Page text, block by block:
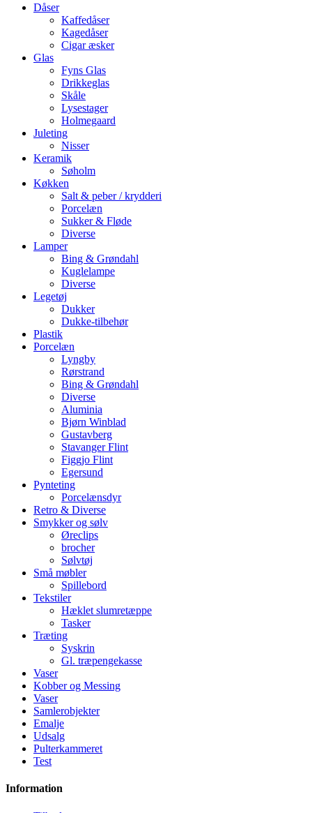
Dåser
Kaffedåser
Kagedåser
Cigar æsker
Glas
Fyns Glas
Drikkeglas
Skåle
Lysestager
Holmegaard
Juleting
Nisser
Keramik
Søholm
Køkken
Salt & peber / krydderi
Porcelæn
Sukker & Fløde
Diverse
Lamper
Bing & Grøndahl
Kuglelampe
Diverse
Legetøj
Dukker
Dukke-tilbehør
Plastik
Porcelæn
Lyngby
Rørstrand
Bing & Grøndahl
Diverse
Aluminia
Bjørn Winblad
Gustavberg
Stavanger Flint
Figgjo Flint
Egersund
Pynteting
Porcelænsdyr
Retro & Diverse
Smykker og sølv
Øreclips
brocher
Sølvtøj
Små møbler
Spillebord
Tekstiler
Hæklet slumretæppe
Tasker
Træting
Syskrin
Gl. træpengekasse
Vaser
Kobber og Messing
Vaser
Samlerobjekter
Emalje
Udsalg
Pulterkammeret
Test
Information